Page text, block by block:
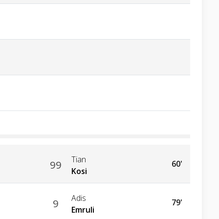
99
Tian
Kosi
60'
9
Adis
Emruli
79'